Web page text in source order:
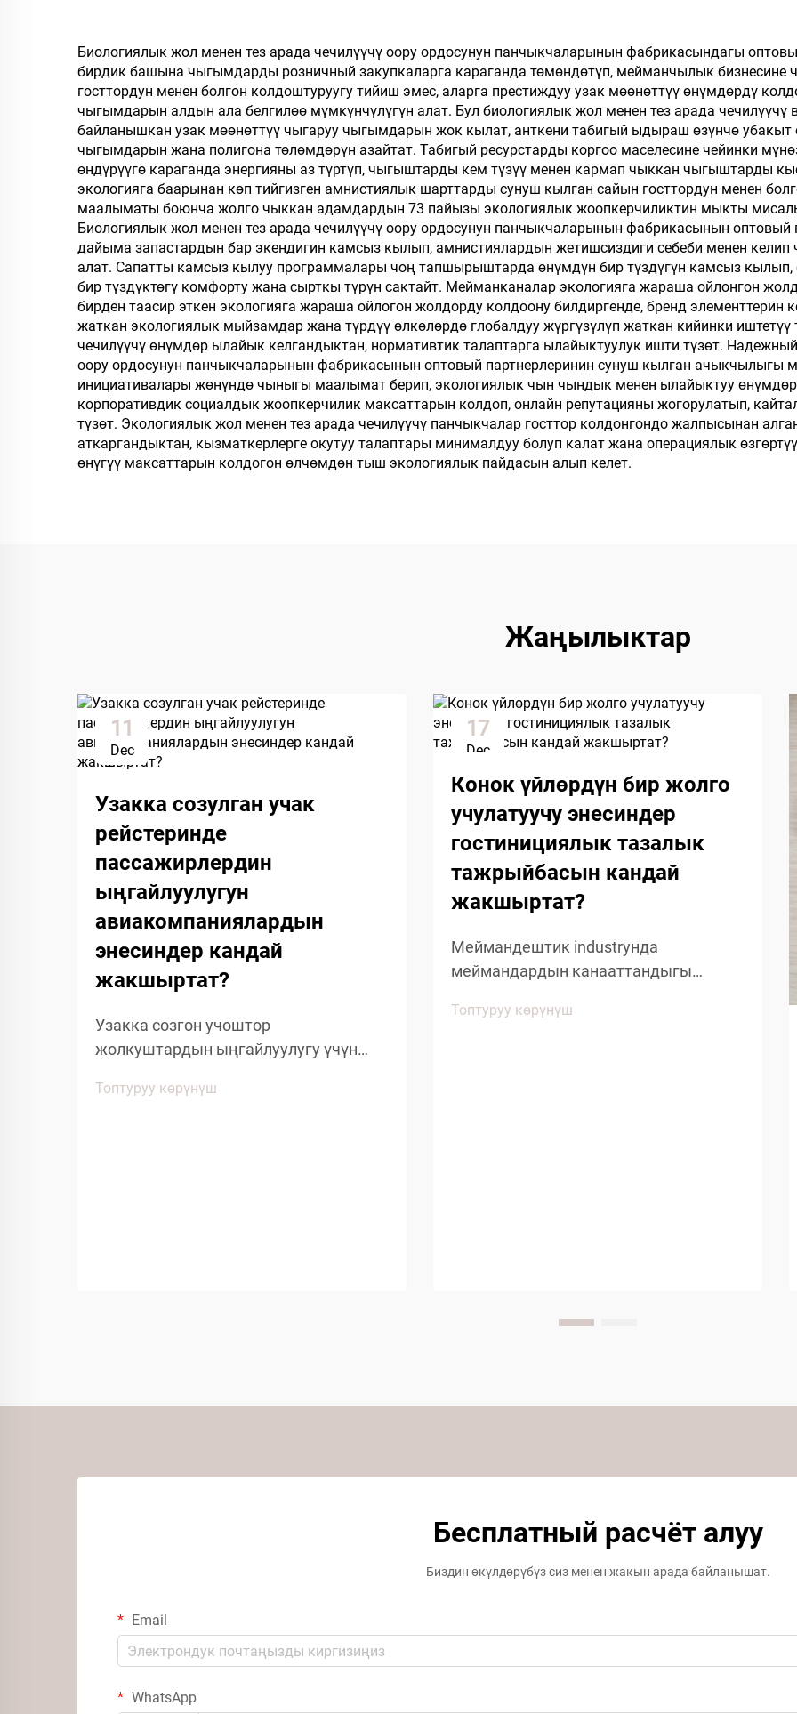
колдонулгандан кийин
чөпкө айлануучу,
авиакомпаниялар үчүн
панчык
бөлмөлөрү үчүн
экологиялык
менен
панчык
Биологиялык жол менен тез арада чечилүүчү оору ордосунун панчыкчаларынын фабрикасындагы
бирдик башына чыгымдарды розничный закупкаларга караганда төмөндөтүп, мейманчылык бизнесине
госттордун менен болгон колдоштуруугу тийиш эмес, аларга престиждуу узак мөөнөттүү өнүмдөрдү
чыгымдарын алдын ала белгилөө мүмкүнчүлүгүн алат. Бул биологиялык жол менен тез арада чечилүүчү
байланышкан узак мөөнөттүү чыгаруу чыгымдарын жок кылат, анткени табигый ыдыраш өзүнчө убакыт
чыгымдарын жана полигона төлөмдөрүн азайтат. Табигый ресурстарды коргоо маселесине чейинки
өндүрүүгө караганда энергияны аз түртүп, чыгыштарды кем түзүү менен кармап чыккан чыгыштарды
экологияга баарынан көп тийгизген амнистиялык шарттарды сунуш кылган сайын госттордун менен
маалыматы боюнча жолго чыккан адамдардын 73 пайызы экологиялык жоопкерчиликтин мыкты
Биологиялык жол менен тез арада чечилүүчү оору ордосунун панчыкчаларынын фабрикасынын оптовый
дайыма запастардын бар экендигин камсыз кылып, амнистиялардын жетишсиздиги себеби менен
алат. Сапатты камсыз кылуу программалары чоң тапшырыштарда өнүмдүн бир түздүгүн камсыз кылып,
бир түздүктөгү комфорту жана сырткы түрүн сактайт. Мейманканалар экологияга жараша ойлонгон
бирден таасир эткен экологияга жараша ойлогон жолдорду колдоону билдиргенде, бренд
жаткан экологиялык мыйзамдар жана түрдүү өлкөлөрдө глобалдуу жүргүзүлүп жаткан кийинки
чечилүүчү өнүмдөр ылайык келгандыктан, нормативтик талаптарга ылайыктуулук ишти түзөт.
оору ордосунун панчыкчаларынын фабрикасынын оптовый партнерлеринин сунуш кылган ачыкчылыгы
инициативалары жөнүндө чыныгы маалымат берип, экологиялык чын чындык менен ылайыктуу
корпоративдик социалдык жоопкерчилик максаттарын колдоп, онлайн репутацияны жогорулатып,
түзөт. Экологиялык жол менен тез арада чечилүүчү панчыкчалар госттор колдонгондо жалпысынан
аткаргандыктан, кызматкерлерге окутуу талаптары минималдуу болуп калат жана операциялык
өнүгүү максаттарын колдогон өлчөмдөн тыш экологиялык пайдасын алып келет.
Жаңылыктар
11
Dec
Узакка созулган учак
рейстеринде
пассажирлердин
ыңгайлуулугун
авиакомпаниялардын
энесиндер кандай
жакшыртат?
Узакка созгон учоштор
жолкуштардын ыңгайлуулугу үчүн
анткени узакка созгон отургуу,
Топтуруу көрүнүш
17
Dec
Конок үйлөрдүн бир жолго
учулатуучу энесиндер
гостинициялык тазалык
тажрыйбасын кандай
жакшыртат?
Меймандештик industryнда
меймандардын канааттандыгы
кайрымдуулугун сактоого
Топтуруу көрүнүш
Бесплатный расчёт алуу
Биздин өкүлдөрүбүз сиз менен жакын арада байланышат.
Email
WhatsApp